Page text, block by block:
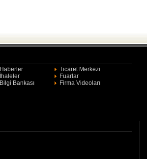
Haberler
Ticaret Merkezi
İhaleler
Fuarlar
Bilgi Bankası
Firma Videoları